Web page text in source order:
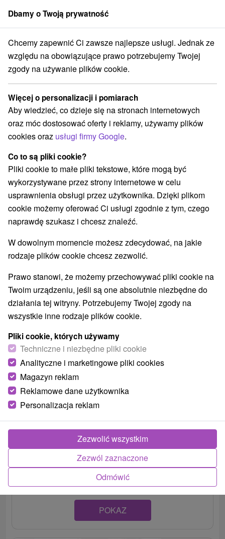
członek grupySorger
Východné Slovensko Prešovský kraj Tatranská Lomnica
Apartmány Tatranská Lomnica
Kategorie
Wszystkie kategorie
Hotele na Slovacji(8)
Apartmány(26) Chaty na prenájom
Kempy Penzióny
Wybierz lokalizację lub datę
WSZYSTKO TOP - BESTSELLERY NAJTAŃSZE
Apartmány★★★Belveder Tatranská Lomnica
Tatranská Lomnica
Belveder v centre známej turistickej a lyžiarskej oblasti, v
obci Tatranská Lomnica, ponúka moderné ubytovanie v...
POKAZ
Dbamy o Twoją prywatność
Chcemy zapewnić Ci zawsze najlepsze usługi. Jednak ze
względu na obowiązujące prawo potrzebujemy Twojej
zgody na używanie plików cookie.
Więcej o personalizacji i pomiarach
Aby wiedzieć, co dzieje się na stronach internetowych
oraz móc dostosować oferty i reklamy, używamy plików
cookies oraz usługi firmy Google.
Co to są pliki cookie?
Pliki cookie to małe pliki tekstowe, które mogą być
wykorzystywane przez strony internetowe w celu
usprawnienia obsługi przez użytkownika. Dzięki plikom
cookie możemy oferować Ci usługi zgodnie z tym, czego
naprawdę szukasz i chcesz znaleźć.
W dowolnym momencie możesz zdecydować, na jakie
rodzaje plików cookie chcesz zezwolić.
Prawo stanowi, że możemy przechowywać pliki cookie na
Twoim urządzeniu, jeśli są one absolutnie niezbędne do
działania tej witryny. Potrzebujemy Twojej zgody na
wszystkie inne rodzaje plików cookie.
Pliki cookie, których używamy
Techniczne i niezbędne pliki cookie
Analityczne i marketingowe pliki cookies
Magazyn reklam
Reklamowe dane użytkownika
Personalizacja reklam
Odmówić
Zezwól zaznaczone
Zezwolić wszystkim